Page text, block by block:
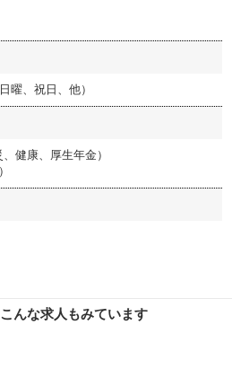
曜、祝日、他）
健康、厚生年金）
んな求人もみています